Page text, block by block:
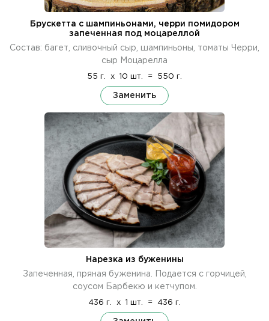
Брускетта с шампиньонами, черри помидором
запеченная под моцареллой
Состав: багет, сливочный сыр, шампиньоны, томаты Черри,
сыр Моцарелла
55 г. x 10 шт. = 550 г.
Заменить
Нарезка из буженины
Запеченная, пряная буженина. Подается с горчицей,
соусом Барбекю и кетчупом.
436 г. x 1 шт. = 436 г.